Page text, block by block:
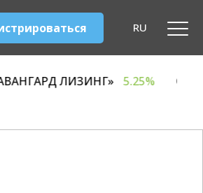
RU
ЗАО «АВАНГАРД ЛИЗИНГ»